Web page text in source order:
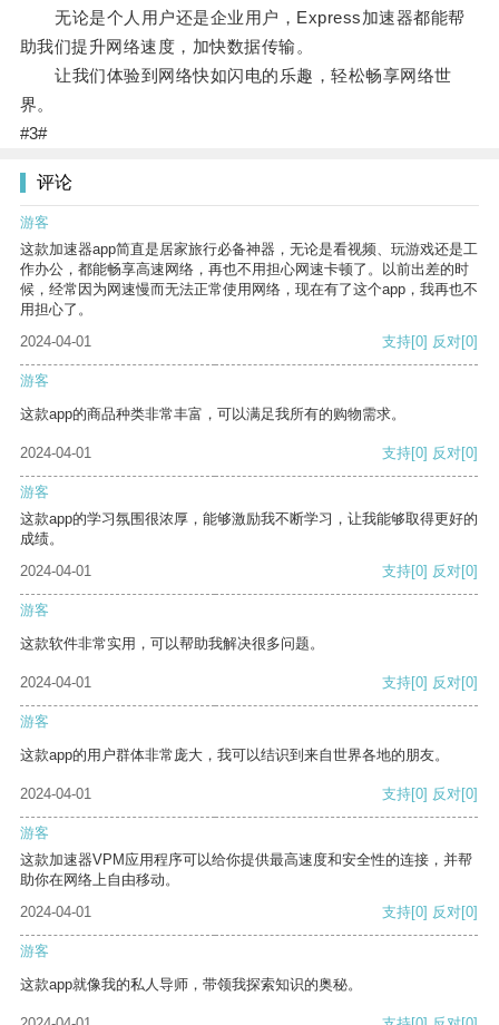
无论是个人用户还是企业用户，Express加速器都能帮
助我们提升网络速度，加快数据传输。
让我们体验到网络快如闪电的乐趣，轻松畅享网络世
界。
#3#
评论
游客
这款加速器app简直是居家旅行必备神器，无论是看视频、玩游戏还是工
作办公，都能畅享高速网络，再也不用担心网速卡顿了。以前出差的时
候，经常因为网速慢而无法正常使用网络，现在有了这个app，我再也不
用担心了。
2024-04-01
支持[0] 反对[0]
游客
这款app的商品种类非常丰富，可以满足我所有的购物需求。
2024-04-01 支持[0] 反对[0]
游客
这款app的学习氛围很浓厚，能够激励我不断学习，让我能够取得更好的
成绩。
2024-04-01
支持[0] 反对[0]
游客
这款软件非常实用，可以帮助我解决很多问题。
2024-04-01 支持[0] 反对[0]
游客
这款app的用户群体非常庞大，我可以结识到来自世界各地的朋友。
2024-04-01 支持[0] 反对[0]
游客
这款加速器VPM应用程序可以给你提供最高速度和安全性的连接，并帮
助你在网络上自由移动。
2024-04-01
支持[0] 反对[0]
游客
这款app就像我的私人导师，带领我探索知识的奥秘。